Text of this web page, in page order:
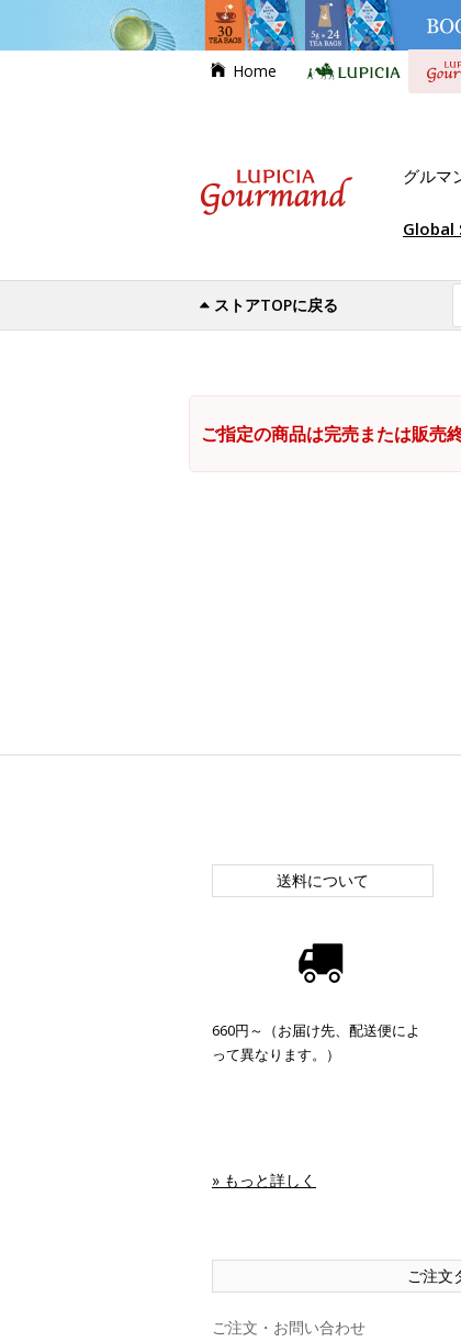
Home
グルマ
Global
ストアTOPに戻る
ご指定の商品は完売または販売
送料について
660円～（お届け先、配送便によ
って異なります。）
» もっと詳しく
ご注文
ご注文・お問い合わせ